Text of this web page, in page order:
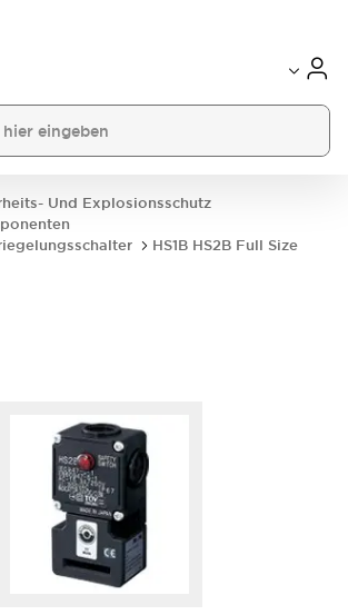
Und Explosionsschutz
HS1B HS2B Full Size